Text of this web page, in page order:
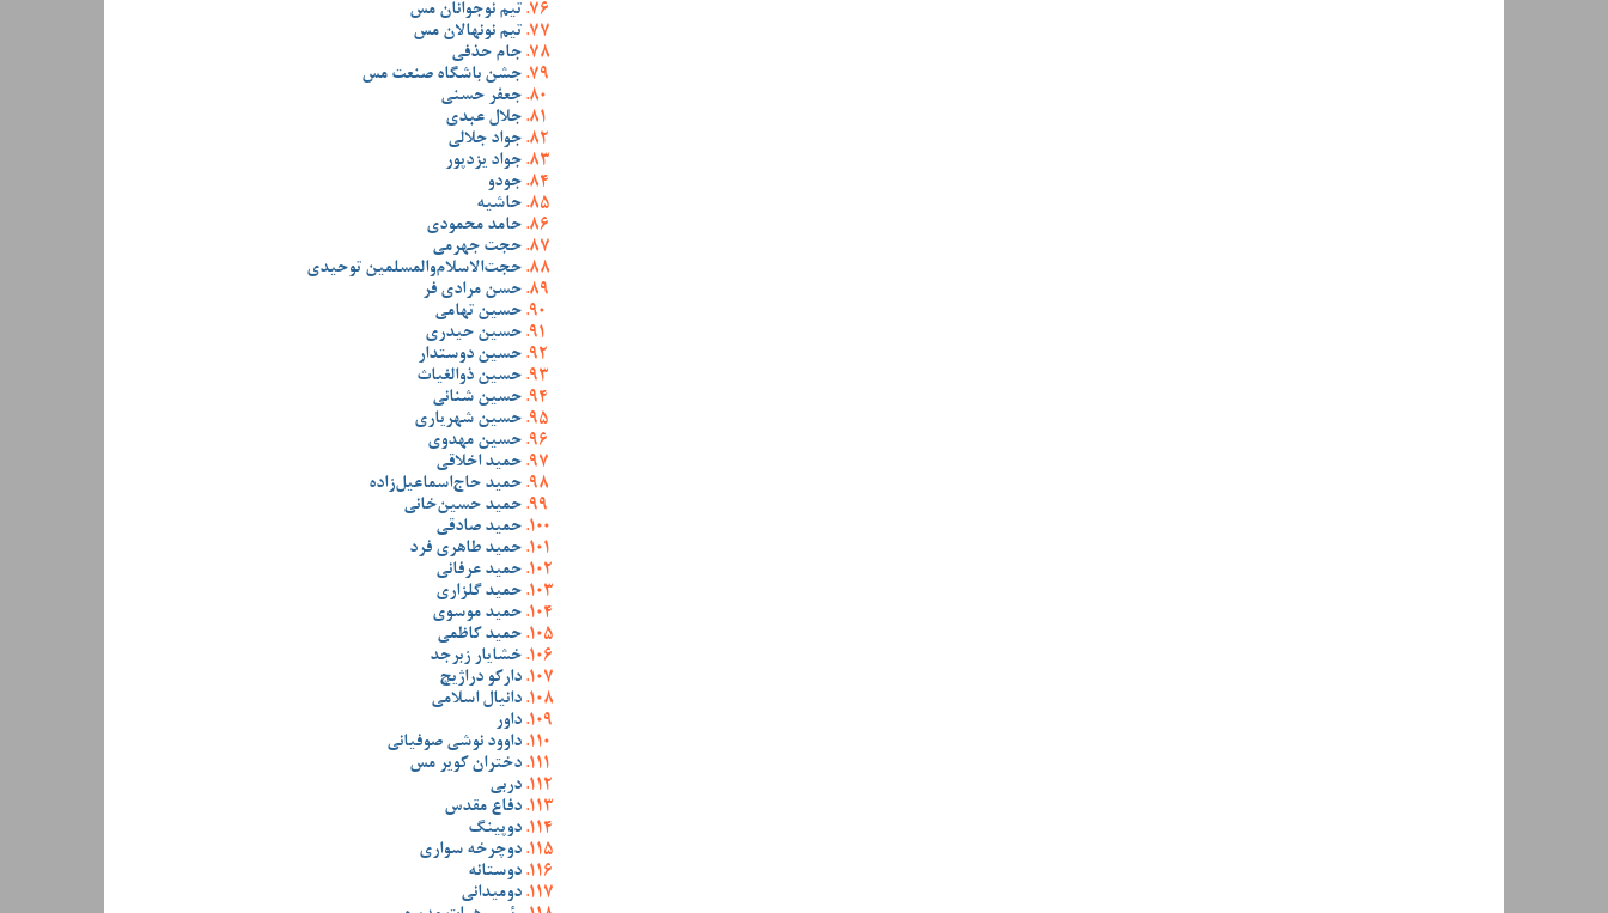
تیم نوجوانان مس
تیم نونهالان مس
جام حذفی
جشن باشگاه صنعت مس
جعفر حسنی
جلال عبدی
جواد جلالی
جواد یزدپور
جودو
حاشیه
حامد محمودی
حجت جهرمی
حجت‌الاسلام‌والمسلمین توحیدی
حسن مرادی فر
حسین تهامی
حسین حیدری
حسین دوستدار
حسین ذوالغیاث
حسین شنانی
حسین شهریاری
حسین مهدوی
حمید اخلاقی
حمید حاج‌اسماعیل‌زاده
حمید حسین‌خانی
حمید صادقی
حمید طاهری فرد
حمید عرفانی
حمید گلزاری
حمید موسوی
حمید کاظمی
خشایار زبرجد
دارکو دراژیچ
دانیال اسلامی
داور
داوود نوشی صوفیانی
دختران کویر مس
دربی
دفاع مقدس
دوپینگ
دوچرخه سواری
دوستانه
دومیدانی